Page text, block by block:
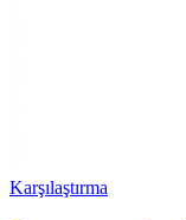
Karşılaştırma